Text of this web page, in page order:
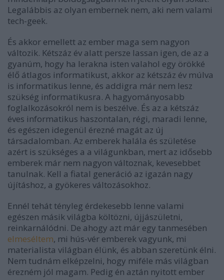
Legalábbis az olyan embernek nem, aki nem valami
tech-geek.
És akkor emellett az ember maga sem nagyon
változik. Kétszáz év alatt persze lassan igen, de az a
gyanúm, hogy ha lerakna isten valahol egy örökké
élő átlagos informatikust, akkor az kétszáz év múlva
is informatikus lenne, és addigra már nem lesz
szükség informatikusra. A hagyományosabb
foglalkozásokról nem is beszélve. És az a kétszáz
éves informatikus haszontalan, régi, maradi lenne,
és egészen idegenül érezné magát az új
társadalomban. Az emberek halála és születése
azért is szükséges a a világunkban, mert az idősebb
emberek már nem nagyon változnak, kevesebbet
tanulnak. Kell a fiatal generáció az igazán nagy
újításhoz, a gyökeres változásokhoz.
Ennél tehát tényleg érdekesebb lenne valami
egészen másik világba költözni, újjászületni,
reinkarnálódni. De ahogy azt már egy tanmesében
elmeséltem, mi hús-vér emberek vagyunk, mi
materialista világban élünk, és abban szeretünk élni.
Nem tudnám elképzelni, hogy miféle más világban
érezném jól magam. Pedig én aztán nyitott ember